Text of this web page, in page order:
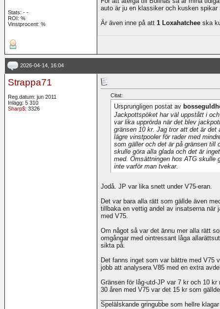
Stats: - -
ROI: %
Vinstprocent: %
auto är ju en klassiker och kusken spikar
Är även inne på att 1 Loxahatchee ska
2026-04-14, 16:04
Strappa71
Reg.datum: jun 2011
Inlägg: 5 310
Sharp$: 3326
Citat:
Ursprungligen postat av
Jackpottspöket har väl uppstått i
var lika upprörda när det blev
gränsen 10 kr. Jag tror att det är
lägre vinstpooler för rader med
som gäller och det är på gränsen till
skulle göra alla glada och det är
med. Omsättningen hos ATG skulle
inte varför man tvekar.
Jodå. JP var lika snett under V75-eran.
Det var bara alla rätt som gällde även
tillbaka en vettig andel av insatserna när
med V75.
Om något så var det ännu mer alla rätt
omgångar med ointressant låga
sikta på.
Det fanns inget som var bättre med V75
jobb att analysera V85 med en extra
Gränsen för låg-utd-JP var 7 kr och 10
30 åren med V75 var det 15 kr som
Spelälskande gringubbe som hellre